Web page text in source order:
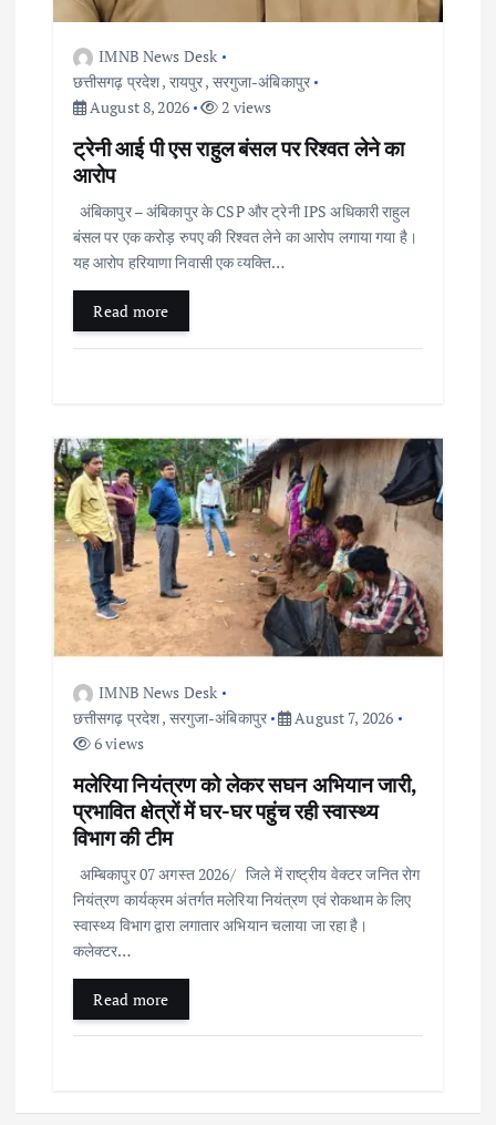
IMNB News Desk
छत्तीसगढ़ प्रदेश, रायपुर, सरगुजा-अंबिकापुर
August 8, 2026
2 views
ट्रेनी आई पी एस राहुल बंसल पर रिश्वत लेने का
आरोप
अंबिकापुर – अंबिकापुर के CSP और ट्रेनी IPS अधिकारी राहुल
बंसल पर एक करोड़ रुपए की रिश्वत लेने का आरोप लगाया गया है।
यह आरोप हरियाणा निवासी एक व्यक्ति…
Read more
IMNB News Desk
छत्तीसगढ़ प्रदेश, सरगुजा-अंबिकापुर
August 7, 2026
6 views
मलेरिया नियंत्रण को लेकर सघन अभियान जारी,
प्रभावित क्षेत्रों में घर-घर पहुंच रही स्वास्थ्य
विभाग की टीम
अम्बिकापुर 07 अगस्त 2026/ जिले में राष्ट्रीय वेक्टर जनित रोग
नियंत्रण कार्यक्रम अंतर्गत मलेरिया नियंत्रण एवं रोकथाम के लिए
स्वास्थ्य विभाग द्वारा लगातार अभियान चलाया जा रहा है।
कलेक्टर…
Read more